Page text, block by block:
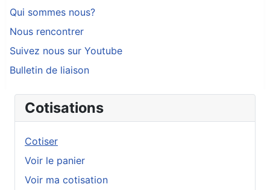
Qui sommes nous?
Nous rencontrer
Suivez nous sur Youtube
Bulletin de liaison
Cotisations
Cotiser
Voir le panier
Voir ma cotisation